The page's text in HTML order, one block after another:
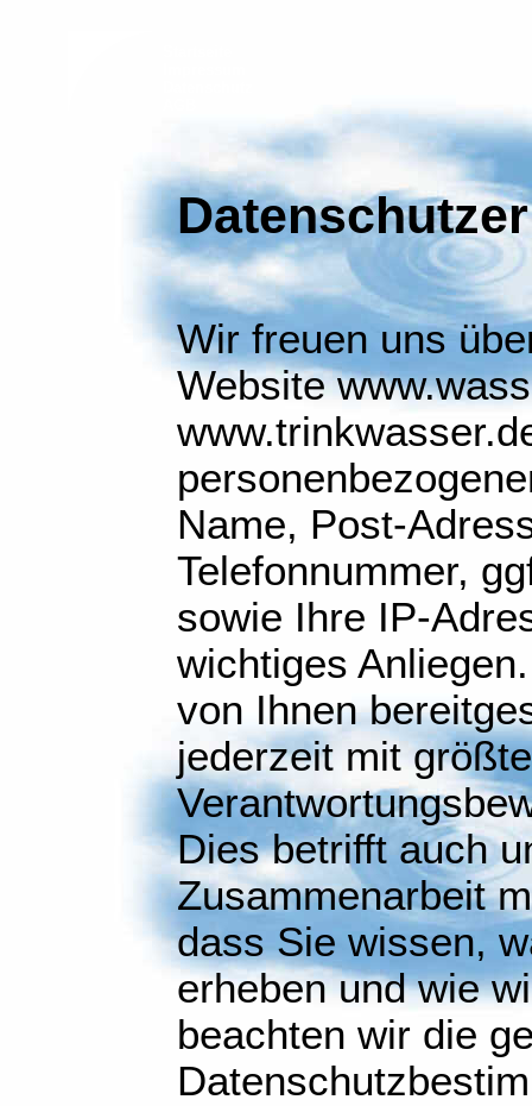
Wir freuen uns
Website
Name, Post-
Telefonnummer,
sowie Ihre IP-
wichtiges
von Ihnen
jederzeit mit
Dies betrifft auch
Zusammenarbeit
dass Sie wissen,
erheben und wie
beachten wir die